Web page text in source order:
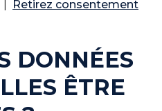
Retirez consentement
DONNÉES
ÊTRE